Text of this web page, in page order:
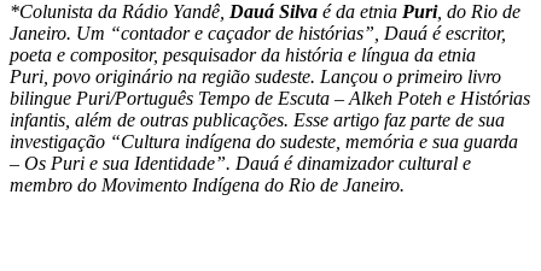
*Colunista da Rádio Yandê, Dauá Silva é da etnia Puri, do Rio de
Janeiro. Um “contador e caçador de histórias”, Dauá é escritor,
poeta e compositor, pesquisador da história e língua da etnia
Puri, povo originário na região sudeste. Lançou o primeiro livro
bilingue Puri/Português Tempo de Escuta – Alkeh Poteh e Histórias
infantis, além de outras publicações. Esse artigo faz parte de sua
investigação “Cultura indígena do sudeste, memória e sua guarda
– Os Puri e sua Identidade”. Dauá é dinamizador cultural e
membro do Movimento Indígena do Rio de Janeiro.